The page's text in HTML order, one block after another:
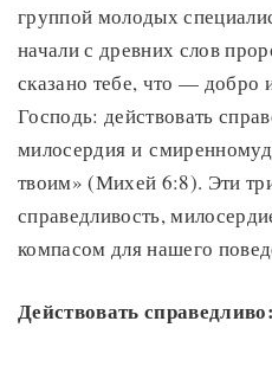
группой молодых
начали с древних слов
сказано тебе, что — добро
Господь: действовать
милосердия и
твоим» (Михей 6:8). Эти
справедливость,
компасом для нашего
Действовать